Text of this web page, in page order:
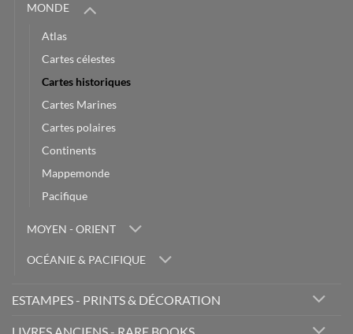
MONDE
Atlas
Cartes célestes
Cartes historiques
Cartes Marines
Cartes polaires
Continents
Mappemonde
Pacifique
MOYEN - ORIENT
OCÉANIE & PACIFIQUE
ESTAMPES - PRINTS & DÉCORATION